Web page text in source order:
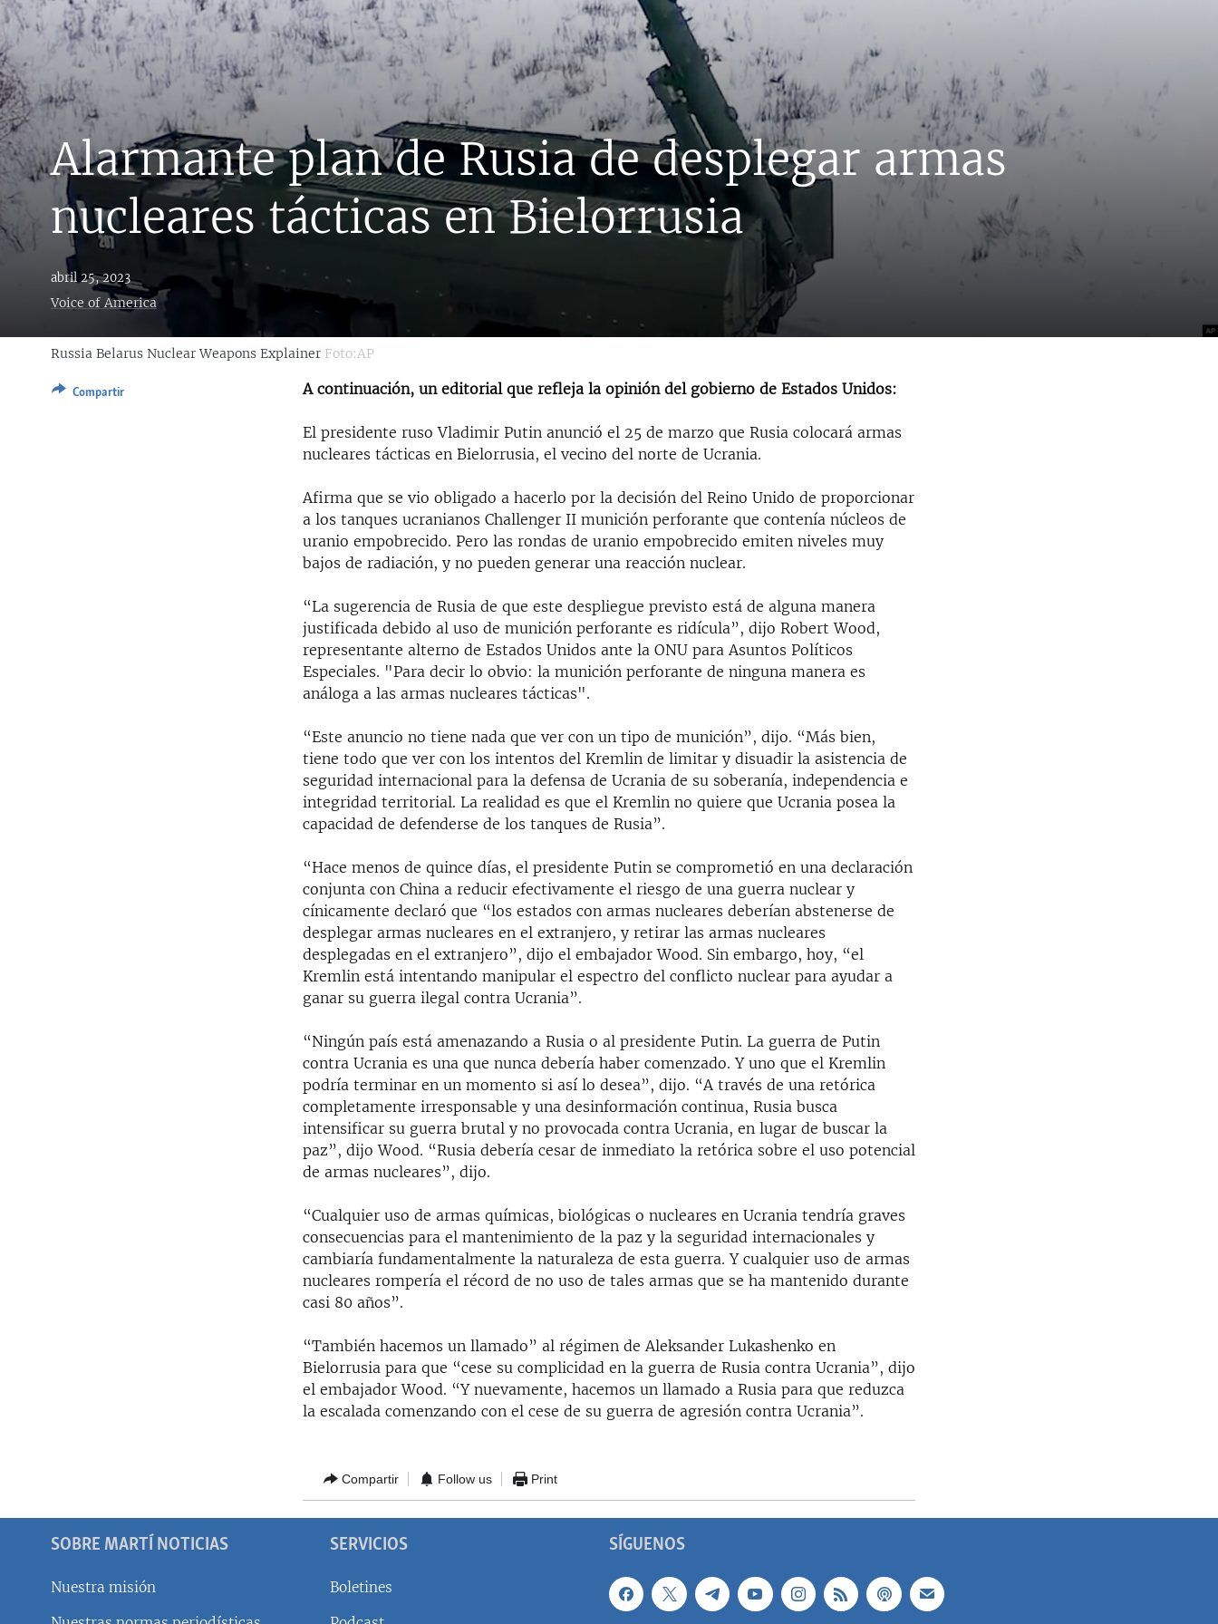
ESPECIALES
ESPECIALES
LA REALIDAD DE LA VIVIENDA EN
CUBA
SER VIEJO EN CUBA
KENTU-CUBANO
LOS SANTOS DE HIALEAH
DESINFORMACIÓN RUSA EN
AMÉRICA LATINA
LA INVASIÓN DE RUSIA A UCRANIA
MULTIMEDIA
EDITORIALES
Alarmante plan de Rusia de desplegar armas
nucleares tácticas en Bielorrusia
abril 25, 2023
Voice of America
Russia Belarus Nuclear Weapons Explainer Foto:AP
Compartir A continuación, un editorial que refleja la opinión del gobierno de Estados Unidos:
El presidente ruso Vladimir Putin anunció el 25 de marzo que Rusia colocará armas
nucleares tácticas en Bielorrusia, el vecino del norte de Ucrania.
Afirma que se vio obligado a hacerlo por la decisión del Reino Unido de proporcionar
a los tanques ucranianos Challenger II munición perforante que contenía núcleos de
uranio empobrecido. Pero las rondas de uranio empobrecido emiten niveles muy
bajos de radiación, y no pueden generar una reacción nuclear.
“La sugerencia de Rusia de que este despliegue previsto está de alguna manera
justificada debido al uso de munición perforante es ridícula”, dijo Robert Wood,
representante alterno de Estados Unidos ante la ONU para Asuntos Políticos
Especiales. "Para decir lo obvio: la munición perforante de ninguna manera es
análoga a las armas nucleares tácticas".
“Este anuncio no tiene nada que ver con un tipo de munición”, dijo. “Más bien,
tiene todo que ver con los intentos del Kremlin de limitar y disuadir la asistencia de
seguridad internacional para la defensa de Ucrania de su soberanía, independencia e
integridad territorial. La realidad es que el Kremlin no quiere que Ucrania posea la
capacidad de defenderse de los tanques de Rusia”.
“Hace menos de quince días, el presidente Putin se comprometió en una declaración
conjunta con China a reducir efectivamente el riesgo de una guerra nuclear y
cínicamente declaró que “los estados con armas nucleares deberían abstenerse de
desplegar armas nucleares en el extranjero, y retirar las armas nucleares
desplegadas en el extranjero”, dijo el embajador Wood. Sin embargo, hoy, “el
Kremlin está intentando manipular el espectro del conflicto nuclear para ayudar a
ganar su guerra ilegal contra Ucrania”.
“Ningún país está amenazando a Rusia o al presidente Putin. La guerra de Putin
contra Ucrania es una que nunca debería haber comenzado. Y uno que el Kremlin
podría terminar en un momento si así lo desea”, dijo. “A través de una retórica
completamente irresponsable y una desinformación continua, Rusia busca
intensificar su guerra brutal y no provocada contra Ucrania, en lugar de buscar la
paz”, dijo Wood. “Rusia debería cesar de inmediato la retórica sobre el uso potencial
de armas nucleares”, dijo.
“Cualquier uso de armas químicas, biológicas o nucleares en Ucrania tendría graves
consecuencias para el mantenimiento de la paz y la seguridad internacionales y
cambiaría fundamentalmente la naturaleza de esta guerra. Y cualquier uso de armas
nucleares rompería el récord de no uso de tales armas que se ha mantenido durante
casi 80 años”.
“También hacemos un llamado” al régimen de Aleksander Lukashenko en
Bielorrusia para que “cese su complicidad en la guerra de Rusia contra Ucrania”, dijo
el embajador Wood. “Y nuevamente, hacemos un llamado a Rusia para que reduzca
la escalada comenzando con el cese de su guerra de agresión contra Ucrania”.
Compartir Follow us Print
SÍGUENOS
SOBRE MARTÍ NOTICIAS
Nuestra misión
SERVICIOS
Boletines